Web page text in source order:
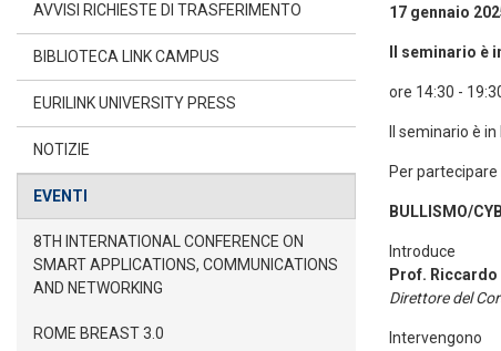
AVVISI RICHIESTE DI TRASFERIMENTO
BIBLIOTECA LINK CAMPUS
EURILINK UNIVERSITY PRESS
NOTIZIE
EVENTI
8TH INTERNATIONAL CONFERENCE ON
SMART APPLICATIONS, COMMUNICATIONS
AND NETWORKING
ROME BREAST 3.0
17 gennaio
Il seminario è
ore 14:30 -
Il seminario è
Per partecipare
BULLISMO/
Introduce
Prof. Riccardo
Direttore del
Intervengono